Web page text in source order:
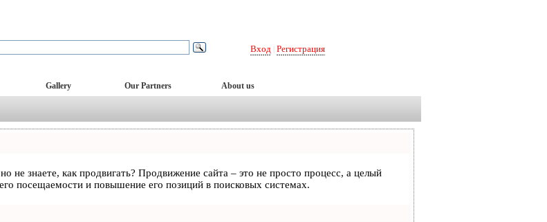
Вход Регистрация
Gallery Our Partners About us
не знаете, как продвигать? Продвижение сайта – это не просто процесс, а целый
посещаемости и повышение его позиций в поисковых системах.